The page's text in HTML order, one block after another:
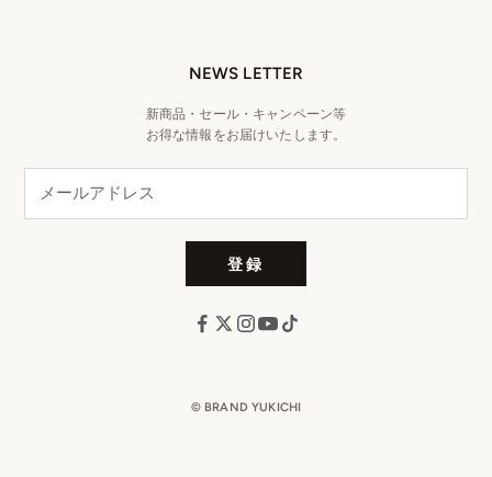
NEWS LETTER
新商品・セール・キャンペーン等
お得な情報をお届けいたします。
登録
© BRAND YUKICHI